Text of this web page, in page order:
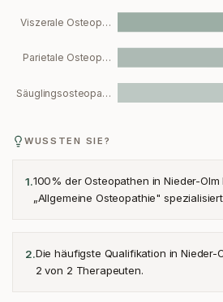
Viszerale Osteop…
Parietale Osteop…
Säuglingsosteopa…
WUSSTEN SIE?
1.100% der Osteopathen in Nieder-
„Allgemeine Osteopathie"
2.Die häufigste Qualifikation in Nieder-
2 von 2 Therapeuten.